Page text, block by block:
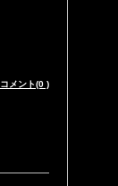
コメント(0 )